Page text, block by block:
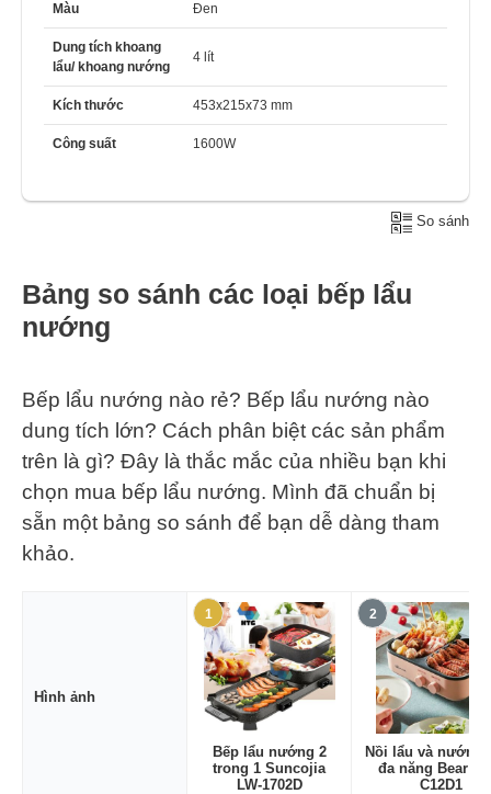
Màu Đen
Dung tích khoang
lẩu/ khoang nướng
4 lít
Kích thước 453x215x73 mm
Công suất 1600W
So sánh
Bảng so sánh các loại bếp lẩu
nướng
Bếp lẩu nướng nào rẻ? Bếp lẩu nướng nào
dung tích lớn? Cách phân biệt các sản phẩm
trên là gì? Đây là thắc mắc của nhiều bạn khi
chọn mua bếp lẩu nướng. Mình đã chuẩn bị
sẵn một bảng so sánh để bạn dễ dàng tham
khảo.
Hình ảnh
1
Bếp lẩu nướng 2
trong 1 Suncojia
LW-1702D
2
Nồi lẩu và nướng
đa năng Bear
C12D1